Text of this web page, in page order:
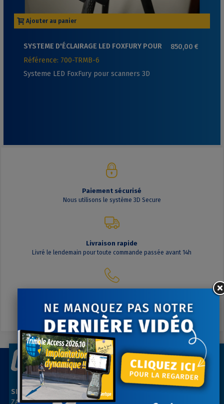
Ajouter au panier
SYSTEME D'ÉCLAIRAGE LED FOXFURY POUR
SCANNERS 3D
850,00 €
Référence: 700-TRMB-6
Systeme LED FoxFury pour scanners 3D
Paiement sécurisé
Nous utilisons le système 3D Secure
Livraison rapide
Livré le lendemain pour toute commande passée avant 14h
A votre écoute du lundi au vendredi
SIÈGE SOCIAL
AGENCE PARIS NORD